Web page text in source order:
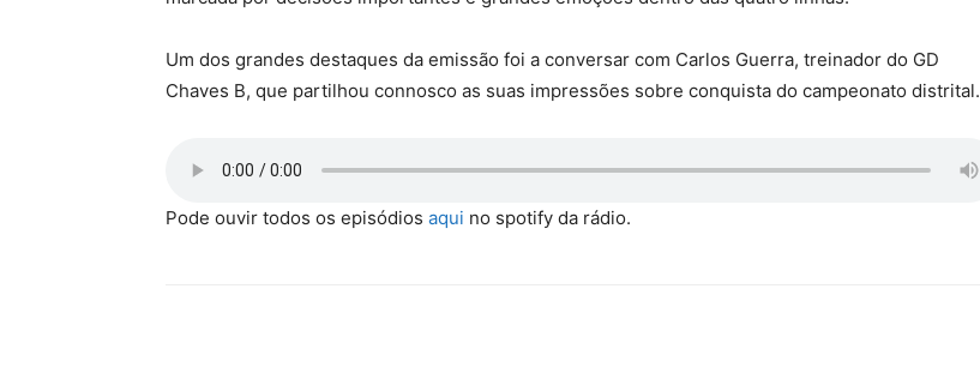
Um dos grandes destaques da emissão foi a conversar com Carlos Guerra, treinador do GD
Chaves B, que partilhou connosco as suas impressões sobre conquista do campeonato distrital.
Pode ouvir todos os episódios aqui no spotify da rádio.